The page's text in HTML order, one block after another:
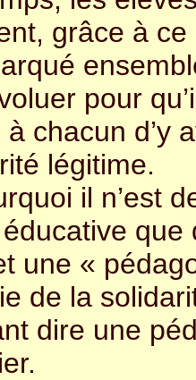
grâce à
pour
chacun d’y
légitime.
il n’est
éducative
une «
de la
dire une